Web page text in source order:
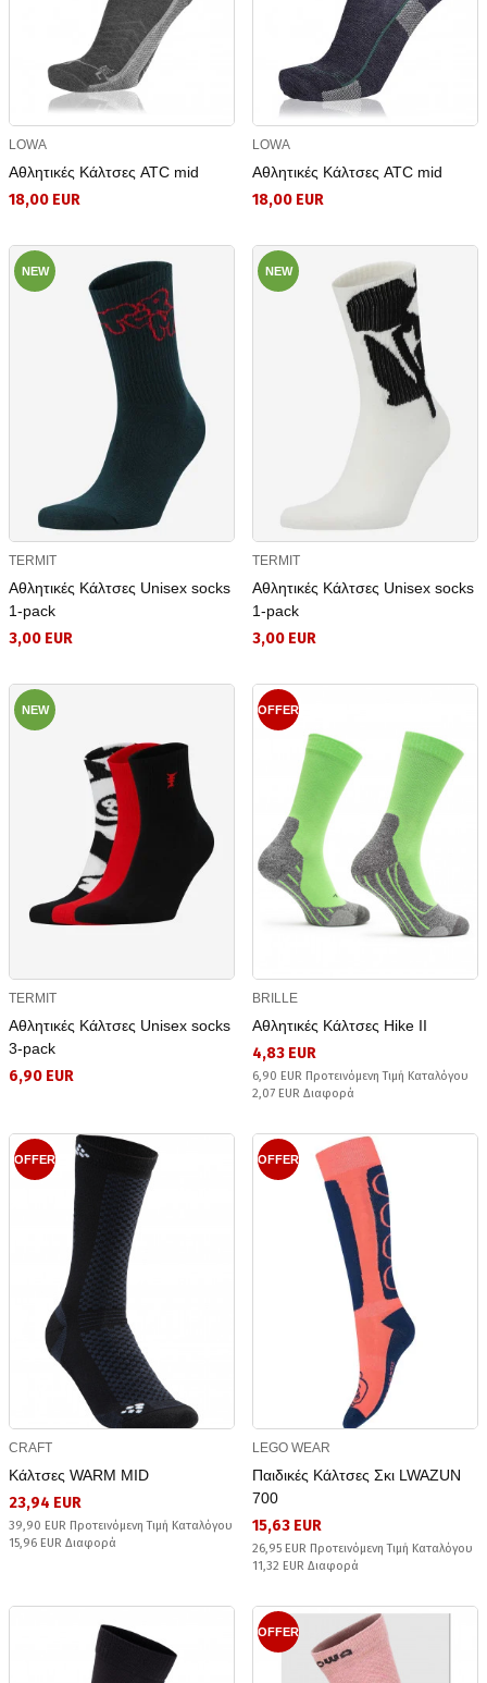
LOWA
Αθλητικές Κάλτσες ATC mid
18,00 EUR
LOWA
Αθλητικές Κάλτσες ATC mid
18,00 EUR
NEW
TERMIT
Αθλητικές Κάλτσες Unisex socks
1-pack
3,00 EUR
NEW
TERMIT
Αθλητικές Κάλτσες Unisex socks
1-pack
3,00 EUR
NEW
TERMIT
Αθλητικές Κάλτσες Unisex socks
3-pack
6,90 EUR
OFFER
BRILLE
Αθλητικές Κάλτσες Hike II
4,83 EUR
6,90 EUR Προτεινόμενη Τιμή Καταλόγου
2,07 EUR Διαφορά
OFFER
CRAFT
Κάλτσες WARM MID
23,94 EUR
39,90 EUR Προτεινόμενη Τιμή Καταλόγου
15,96 EUR Διαφορά
OFFER
LEGO WEAR
Παιδικές Κάλτσες Σκι LWAZUN
700
15,63 EUR
26,95 EUR Προτεινόμενη Τιμή Καταλόγου
11,32 EUR Διαφορά
OFFER